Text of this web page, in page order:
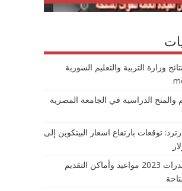
وزارة التربية والتعليم السورية
والمنح الدراسية في الجامعة المصرية
توقعات بارتفاع اسعار البيتكوين إلى
اختبارات القدرات 2023 مواعيد وأماكن التقديم